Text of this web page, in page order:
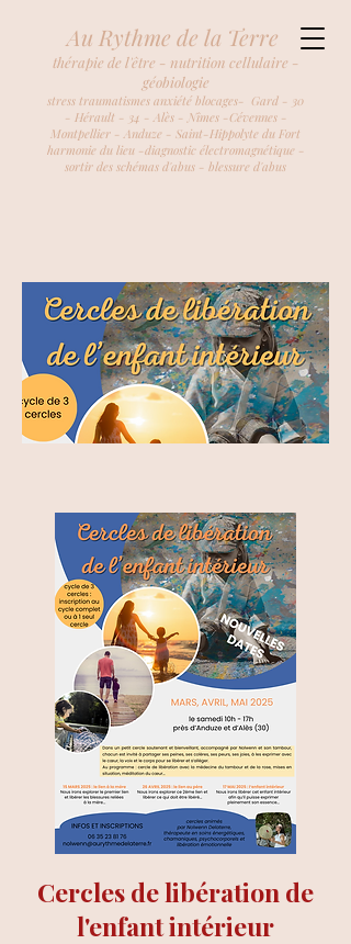
Au Rythme de la Terre
thérapie de l'être - nutrition cellulaire -
géobiologie
stress traumatismes anxiété blocages- Gard - 30
- Hérault - 34 - Alès - Nîmes -Cévennes -
Montpellier - Anduze - Saint-Hippolyte du Fort
harmonie du lieu -diagnostic électromagnétique -
sortir des schémas d'abus - blessure d'abus
Cercles de libération de
l'enfant intérieur